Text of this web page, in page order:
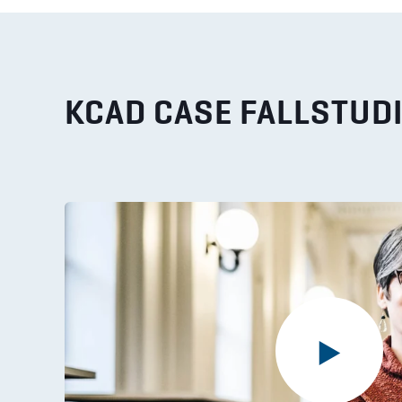
KCAD CASE